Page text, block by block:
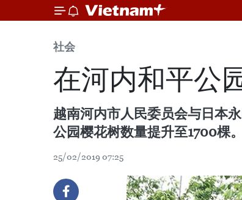
社会
在河内和平公
越南河内市人民委员会与日本
公园樱花树数量提升至1700棵。
25/02/2019 07:25